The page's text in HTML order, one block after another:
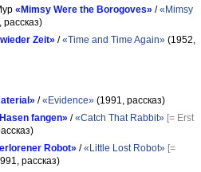
«Mimsy Were the Borogoves» /«Mimsy
рассказ)
Zeit» /«Time and Time Again» (1952,
/«Evidence» (1991, рассказ)
fangen» /«Catch That Rabbit» [= Erst
Robot» /«Little Lost Robot» [=
рассказ)